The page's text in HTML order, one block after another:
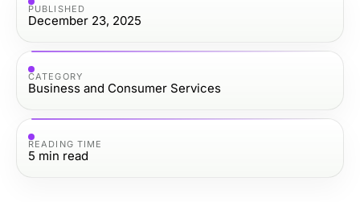
PUBLISHED
December 23, 2025
CATEGORY
Business and Consumer Services
READING TIME
5 min read